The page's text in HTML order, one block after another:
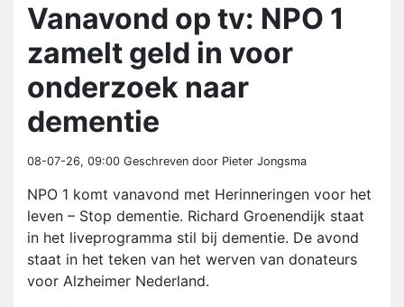
Vanavond op tv: NPO 1
zamelt geld in voor
onderzoek naar
dementie
08-07-26, 09:00 Geschreven door Pieter Jongsma
NPO 1 komt vanavond met Herinneringen voor het
leven – Stop dementie. Richard Groenendijk staat
in het liveprogramma stil bij dementie. De avond
staat in het teken van het werven van donateurs
voor Alzheimer Nederland.